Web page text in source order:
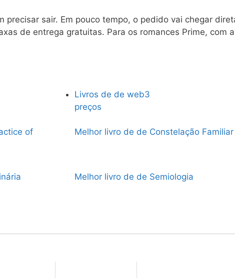
precisar sair. Em pouco tempo, o pedido vai chegar
de entrega gratuitas. Para os romances Prime, com
Livros de de web3
preços
of
Melhor livro de de Constelação Familiar
Melhor livro de de Semiologia